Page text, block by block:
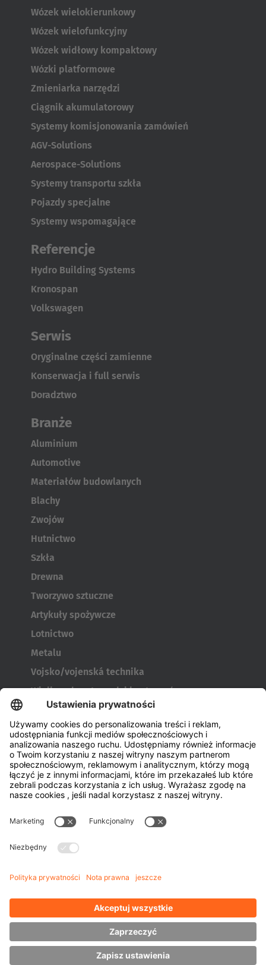
Wózek wielokierunkowy
Wózek wielofunkcyjny
Wózek widłowy kompaktowy
Wózki platformowe
Zmieniarka narzędzi
Ciągnik akumulatorowy
Systemy komisjonowania zamówień
AGV-Solutions
Aerospace-Solutions
Systemy transportu szkła
Pojazdy specjalne
Systemy wspomagające
Referencje
Hydro Building Systems
Kronospan
Volkswagen
Serwis
Oryginalne części zamienne
Konserwacja i full serwis
Doradztwo
Branże
Aluminium
Automotive
Materiałów budowlanych
Blachy
Zwojów
Hutnictwo
Szkła
Drewna
Tworzywo sztuczne
Artykuły spożywcze
Lotnictwo
Metalu
Vojsko/vojenská technika
Wielkogabarytowych i kontenerów
Narzędzia do produkcji opon
Transportery bębnów
Drzwi i okien
Firma
o firmie HUBTEX
Zrównoważony rozwój
Przedstawiciel
Wiedza
Pliki do pobrania
Zarządzanie energią
Wózek widłowy boczny